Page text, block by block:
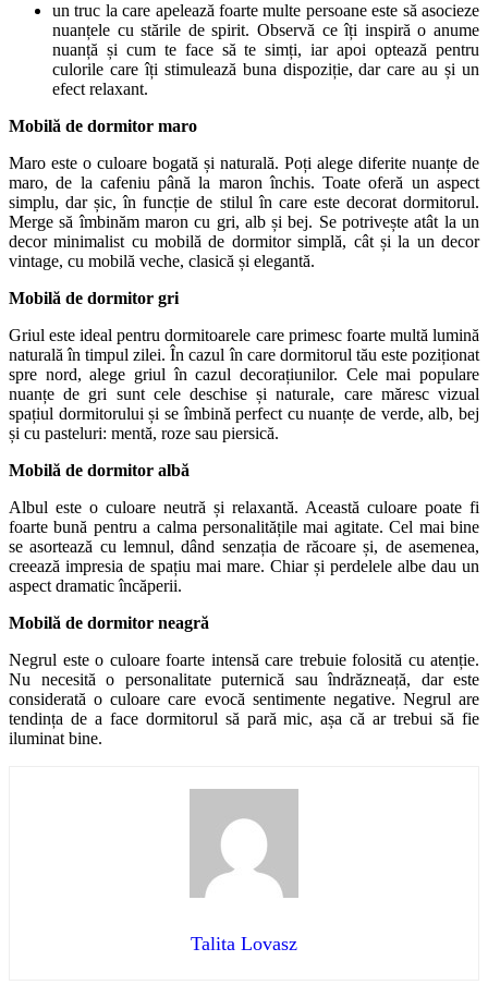
un truc la care apelează foarte multe persoane este să asocieze
nuanțele cu stările de spirit. Observă ce îți inspiră o anume
nuanță și cum te face să te simți, iar apoi optează pentru
culorile care îți stimulează buna dispoziție, dar care au și un
efect relaxant.
Mobilă de dormitor maro
Maro este o culoare bogată și naturală. Poți alege diferite nuanțe de
maro, de la cafeniu până la maron închis. Toate oferă un aspect
simplu, dar șic, în funcție de stilul în care este decorat dormitorul.
Merge să îmbinăm maron cu gri, alb și bej. Se potrivește atât la un
decor minimalist cu mobilă de dormitor simplă, cât și la un decor
vintage, cu mobilă veche, clasică și elegantă.
Mobilă de dormitor gri
Griul este ideal pentru dormitoarele care primesc foarte multă lumină
naturală în timpul zilei. În cazul în care dormitorul tău este poziționat
spre nord, alege griul în cazul decorațiunilor. Cele mai populare
nuanțe de gri sunt cele deschise și naturale, care măresc vizual
spațiul dormitorului și se îmbină perfect cu nuanțe de verde, alb, bej
și cu pasteluri: mentă, roze sau piersică.
Mobilă de dormitor albă
Albul este o culoare neutră și relaxantă. Această culoare poate fi
foarte bună pentru a calma personalitățile mai agitate. Cel mai bine
se asortează cu lemnul, dând senzația de răcoare și, de asemenea,
creează impresia de spațiu mai mare. Chiar și perdelele albe dau un
aspect dramatic încăperii.
Mobilă de dormitor neagră
Negrul este o culoare foarte intensă care trebuie folosită cu atenție.
Nu necesită o personalitate puternică sau îndrăzneață, dar este
considerată o culoare care evocă sentimente negative. Negrul are
tendința de a face dormitorul să pară mic, așa că ar trebui să fie
iluminat bine.
Talita Lovasz